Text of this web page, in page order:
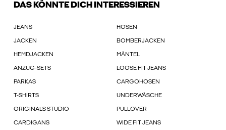
DAS KÖNNTE DICH INTERESSIEREN
JEANS HOSEN
JACKEN BOMBERJACKEN
HEMDJACKEN MÄNTEL
ANZUG-SETS LOOSE FIT JEANS
PARKAS CARGOHOSEN
T-SHIRTS UNDERWÄSCHE
ORIGINALS STUDIO PULLOVER
CARDIGANS WIDE FIT JEANS